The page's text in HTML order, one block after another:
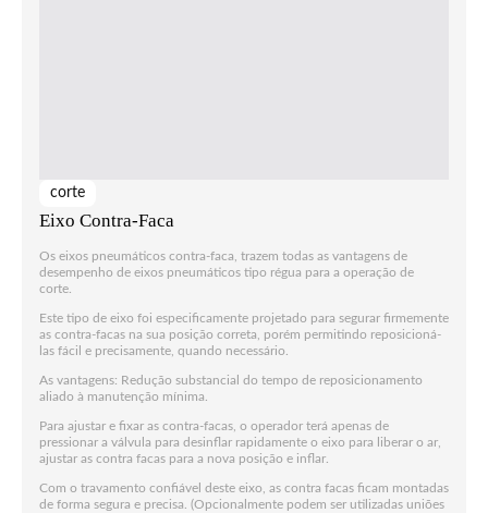
corte
Eixo Contra-Faca
Os eixos pneumáticos contra-faca, trazem todas as vantagens de
desempenho de eixos pneumáticos tipo régua para a operação de
corte.
Este tipo de eixo foi especificamente projetado para segurar firmemente
as contra-facas na sua posição correta, porém permitindo reposicioná-
las fácil e precisamente, quando necessário.
As vantagens: Redução substancial do tempo de reposicionamento
aliado à manutenção mínima.
Para ajustar e fixar as contra-facas, o operador terá apenas de
pressionar a válvula para desinflar rapidamente o eixo para liberar o ar,
ajustar as contra facas para a nova posição e inflar.
Com o travamento confiável deste eixo, as contra facas ficam montadas
de forma segura e precisa. (Opcionalmente podem ser utilizadas uniões